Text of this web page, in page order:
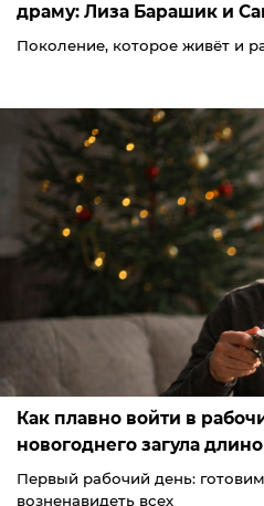
драму: Лиза Барашик и
Поколение, которое живёт и
Как плавно войти в
новогоднего загула
Первый рабочий день:
возненавидеть всех